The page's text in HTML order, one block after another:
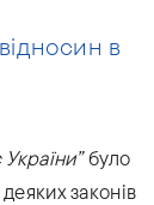
в
України”було
законів